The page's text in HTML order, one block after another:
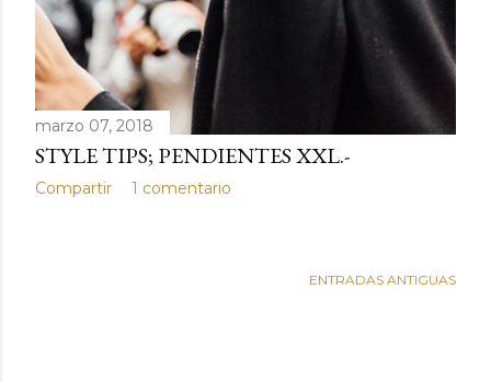
marzo 07, 2018
STYLE TIPS; PENDIENTES XXL.-
Compartir 1 comentario
ENTRADAS ANTIGUAS